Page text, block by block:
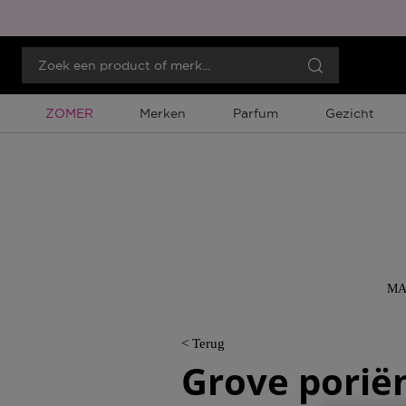
Tijdelijke Promotie
ZOMER Merken Parfum Gezicht
< Terug
Grove